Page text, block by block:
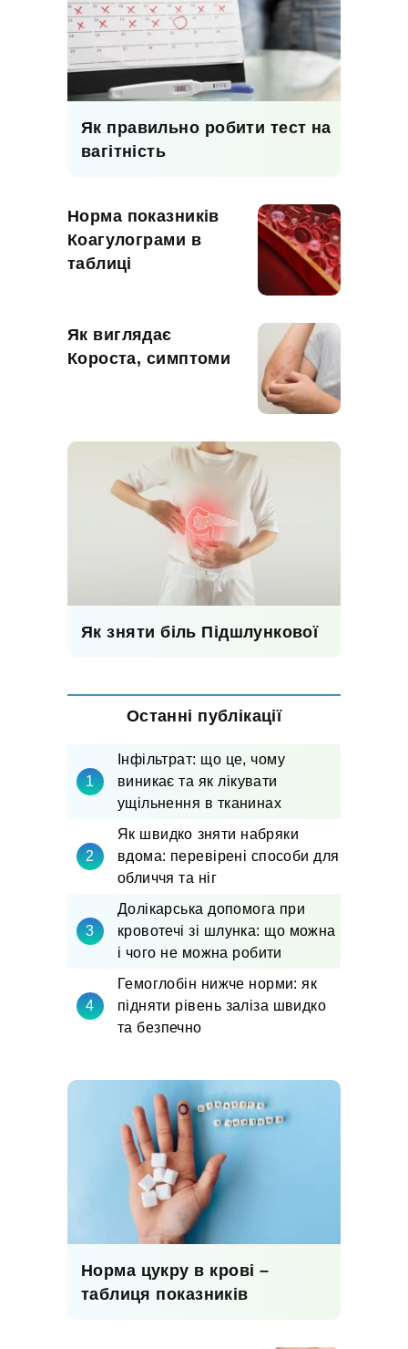
Як правильно робити тест на
вагітність
Норма показників
Коагулограми в
таблиці
Як виглядає
Короста, симптоми
Як зняти біль Підшлункової
Останні публікації
Інфільтрат: що це, чому
виникає та як лікувати
ущільнення в тканинах
Як швидко зняти набряки
вдома: перевірені способи для
обличчя та ніг
Долікарська допомога при
кровотечі зі шлунка: що можна
і чого не можна робити
Гемоглобін нижче норми: як
підняти рівень заліза швидко
та безпечно
Норма цукру в крові –
таблиця показників